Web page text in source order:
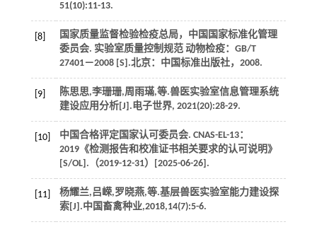
51(10):11-13.
[8]
国家质量监督检验检疫总局，中国国家标准化管理
委员会. 实验室质量控制规范 动物检疫：GB/T
27401－2008 [S].北京：中国标准出版社， 2008.
[9] 陈思思,李珊珊,周雨璊,等.兽医实验室信息管理系统
建设应用分析[J].电子世界, 2021(20):28-29.
[10] 中国合格评定国家认可委员会. CNAS-EL-13：
2019《检测报告和校准证书相关要求的认可说明》
[S/OL].（2019-12-31）[2025-06-26].
[11] 杨耀兰,吕嵘,罗晓燕,等.基层兽医实验室能力建设探
索[J].中国畜禽种业,2018,14(7):5-6.